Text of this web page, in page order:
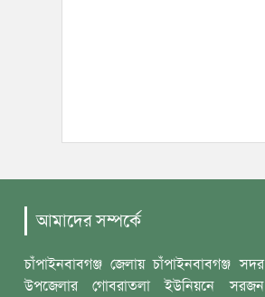
আমাদের সম্পর্কে
চাঁপাইনবাবগঞ্জ জেলায় চাঁপাইনবাবগঞ্জ সদর
উপজেলার গোবরাতলা ইউনিয়নে সরজন